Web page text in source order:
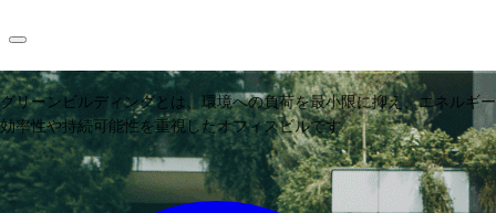
オフィス・事務所
倉庫・物流センター
JP
お電話 お問合せ
企業が注目するグリーンビルディ
グリーンビルディングとは、環境への負荷を最小限に抑え、エネルギー
効率性や持続可能性を重視したオフィスビルです。